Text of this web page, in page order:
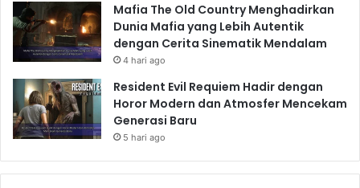
Pertemuan antara Captain America dan Black Panther
terjadi dalam sebuah misi rahasia. Detail spesifik
pertemuan ini mungkin bervariasi tergantung pada
pahlawan ini menemukan titik temu dalam perjuangan
melawan kejahatan global. Baik Captain America
maupun Black Panther memiliki musuh bersama:
belakang dan budaya mereka tidak menghalangi
Mafia The Old Country Menghadirkan
Dunia Mafia yang Lebih Autentik
dengan Cerita Sinematik Mendalam
4 hari ago
Resident Evil Requiem Hadir dengan
Horor Modern dan Atmosfer Mencekam
Generasi Baru
5 hari ago